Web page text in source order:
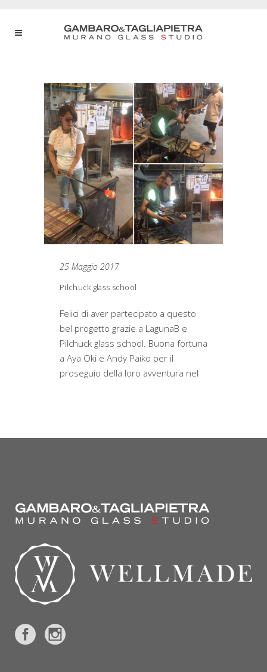
25 Maggio 2017
Pilchuck glass school
Felici di aver partecipato a questo
bel progetto grazie a LagunaB e
Pilchuck glass school. Buona fortuna
a Aya Oki e Andy Paiko per il
proseguio della loro avventura nel